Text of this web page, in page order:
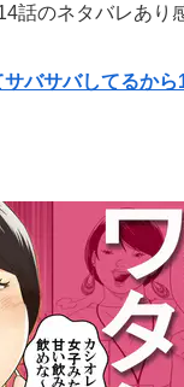
話のネタバレあり
バサバしてるから